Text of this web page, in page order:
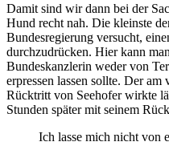
Damit sind wir dann bei der
Hund recht nah. Die kleinste
Bundesregierung versucht,
durchzudrücken. Hier kann
Bundeskanzlerin weder von
erpressen lassen sollte. Der am
Rücktritt von Seehofer wirkte
Stunden später mit seinem
Ich lasse mich nicht von